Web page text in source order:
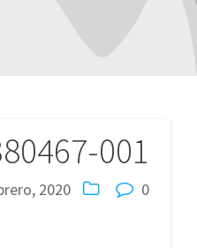
001
2020 0